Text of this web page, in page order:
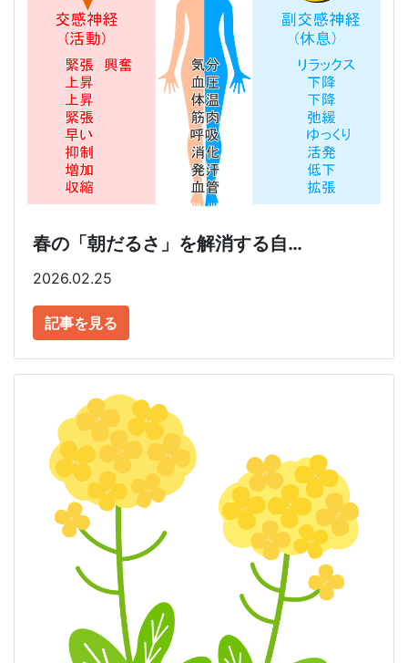
春の「朝だるさ」を解消する自…
2026.02.25
記事を見る